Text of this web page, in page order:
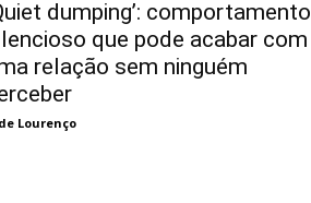
dumping’: comportamento
que pode acabar com
relação sem ninguém
Lourenço